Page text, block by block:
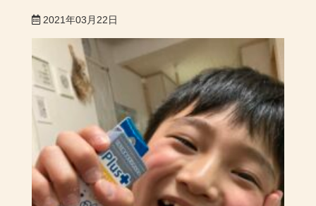
2021年03月22日